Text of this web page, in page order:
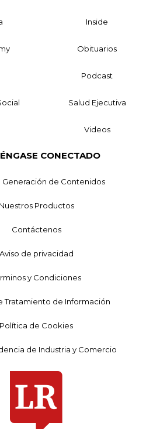
Inside
Obituarios
Podcast
Salud Ejecutiva
Videos
CONECTADO
Generación de Contenidos
Nuestros Productos
Contáctenos
Aviso de privacidad
y Condiciones
Tratamiento de Información
Política de Cookies
de Industria y Comercio